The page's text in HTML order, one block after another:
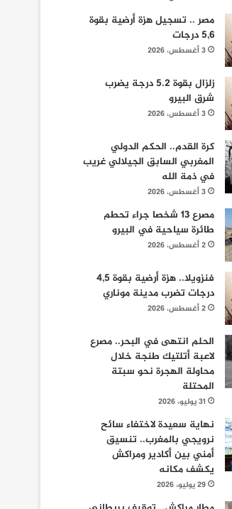
مصر .. تسجيل هزة أرضية بقوة
5,6 درجات
3 أغسطس، 2026
زلزال بقوة 5.2 درجة يضرب
شرق البيرو
3 أغسطس، 2026
كرة القدم.. الحكم الدولي
المغربي السابق الجيلالي غريب
في ذمة الله
3 أغسطس، 2026
مصرع 13 شخصا جراء تحطم
طائرة سياحية في البيرو
2 أغسطس، 2026
فنزويلا.. هزة أرضية بقوة 4,5
درجات تضرب مدينة موناري
2 أغسطس، 2026
الحلم انتهى في البحر.. مصرع
لاعبة أتلتيك طنجة خلال
محاولة الهجرة نحو سبتة
المحتلة
31 يوليو، 2026
نهاية سعيدة لاختفاء سائح
نرويجي بالمغرب.. تنسيق
أمني بين أكادير ومراكش
يكشف مكانه
29 يوليو، 2026